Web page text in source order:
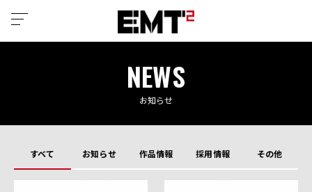
NEWS
お知らせ
すべて お知らせ 作品情報 採用情報 その他